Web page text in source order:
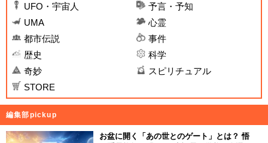
UFO・宇宙人
予言・予知
UMA
心霊
都市伝説
事件
歴史
科学
奇妙
スピリチュアル
STORE
編集部pickup
お盆に開く「あの世とのゲート」とは？ 悟